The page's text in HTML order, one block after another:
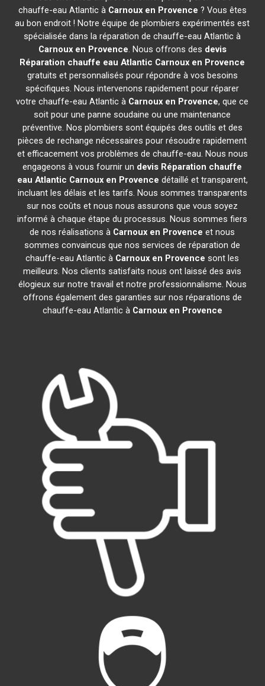
chauffe-eau Atlantic à Carnoux en Provence ? Vous êtes
au bon endroit ! Notre équipe de plombiers expérimentés est
spécialisée dans la réparation de chauffe-eau Atlantic à
Carnoux en Provence. Nous offrons des devis
Réparation chauffe eau Atlantic Carnoux en Provence
gratuits et personnalisés pour répondre à vos besoins
spécifiques. Nous intervenons rapidement pour réparer
votre chauffe-eau Atlantic à Carnoux en Provence, que ce
soit pour une panne soudaine ou une maintenance
préventive. Nos plombiers sont équipés des outils et des
pièces de rechange nécessaires pour résoudre rapidement
et efficacement vos problèmes de chauffe-eau. Nous nous
engageons à vous fournir un devis Réparation chauffe
eau Atlantic Carnoux en Provence détaillé et transparent,
incluant les délais et les tarifs. Nous sommes transparents
sur nos coûts et nous nous assurons que vous soyez
informé à chaque étape du processus. Nous sommes fiers
de nos réalisations à Carnoux en Provence et nous
sommes convaincus que nos services de réparation de
chauffe-eau Atlantic à Carnoux en Provence sont les
meilleurs. Nos clients satisfaits nous ont laissé des avis
élogieux sur notre travail et notre professionnalisme. Nous
offrons également des garanties sur nos réparations de
chauffe-eau Atlantic à Carnoux en Provence